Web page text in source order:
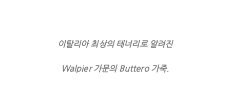
이탈리아 최상의 테너리로 알려진
Walpier 가문의 Buttero 가죽.